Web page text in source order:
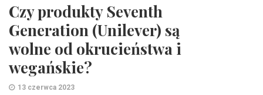
Czy produkty Seventh
Generation (Unilever) są
wolne od okrucieństwa i
wegańskie?
13 czerwca 2023